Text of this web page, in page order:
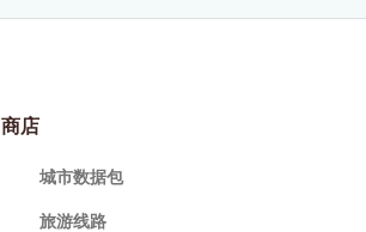
商店
城市数据包
旅游线路